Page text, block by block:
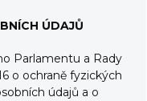
ÚDAJŮ
Parlamentu a Rady
o ochraně fyzických
údajů a o